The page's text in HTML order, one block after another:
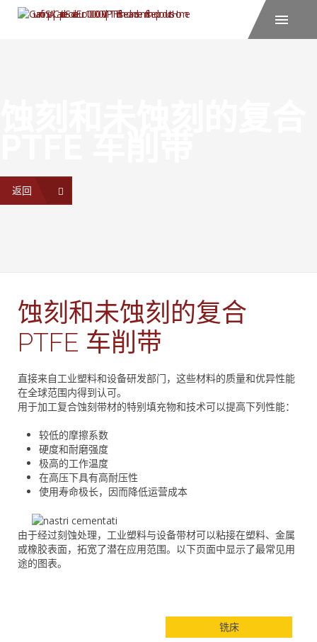
返回
蚀刻和未蚀刻的复合
PTFE 车削带
直接来自工业塑料和设备研发部门，这些材料的质量和优异性能
在全球范围内得到认可。
用于加工复合蚀刻带材的特别填充物和技术可以提高下列性能：
较低的摩擦系数
硬度和耐磨强度
极高的工作温度
在高压下具有高耐压性
使用寿命极长，因而降低运营成本
由于经过刻蚀处理，工业塑料与设备带材可以粘接在塑料、金属
或橡胶表面，拓宽了潜在应用范围。以下页面中显示了最常见用
途的图表。
铣床